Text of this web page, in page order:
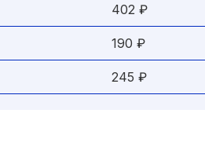
402 ₽
190 ₽
245 ₽